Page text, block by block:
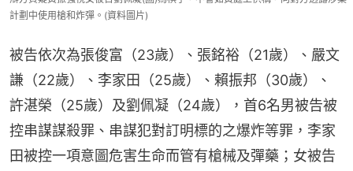
計劃中使用槍和炸彈。(資料圖片)
被告依次為張俊富（23歲）、張銘裕（21歲）、嚴文
謙（22歲）、李家田（25歲）、賴振邦（30歲）、
許湛榮（25歲）及劉佩凝（24歲），首6名男被告被
控串謀謀殺罪、串謀犯對訂明標的之爆炸等罪，李家
田被控一項意圖危害生命而管有槍械及彈藥；女被告